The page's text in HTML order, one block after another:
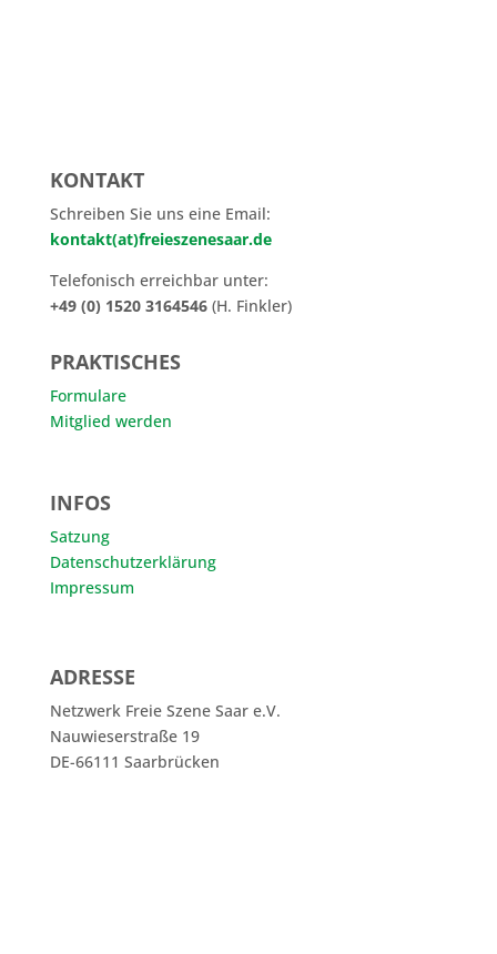
KONTAKT
Schreiben Sie uns eine Email:
kontakt(at)freieszenesaar.de
Telefonisch erreichbar unter:
+49 (0) 1520 3164546(H. Finkler)
PRAKTISCHES
Formulare
Mitglied werden
INFOS
Satzung
Datenschutzerklärung
Impressum
ADRESSE
Netzwerk Freie Szene Saar e.V.
Nauwieserstraße 19
DE-66111 Saarbrücken